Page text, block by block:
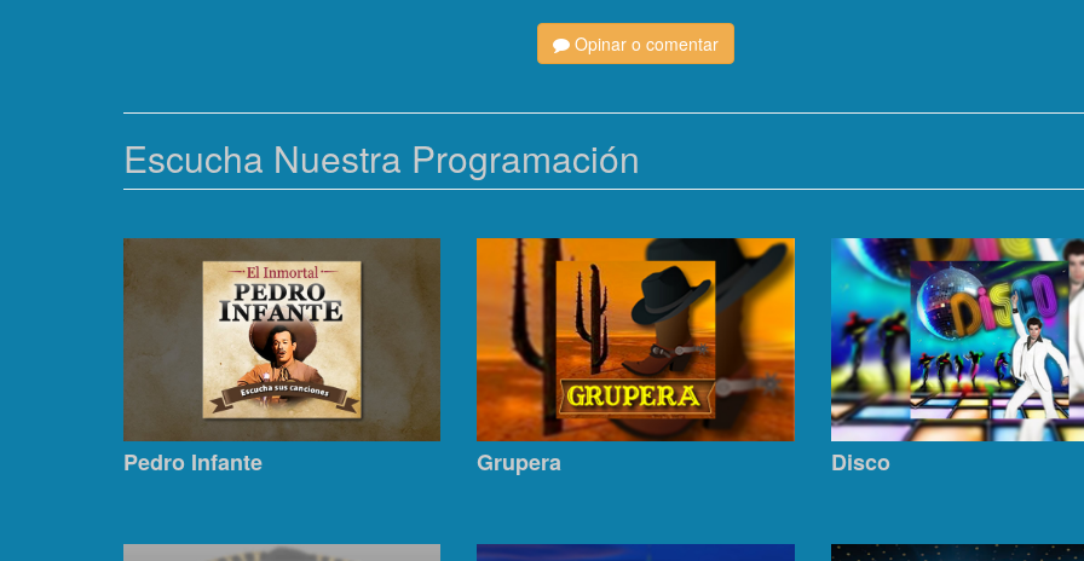
Opinar o comentar
Escucha Nuestra Programación
Pedro Infante Grupera Disco